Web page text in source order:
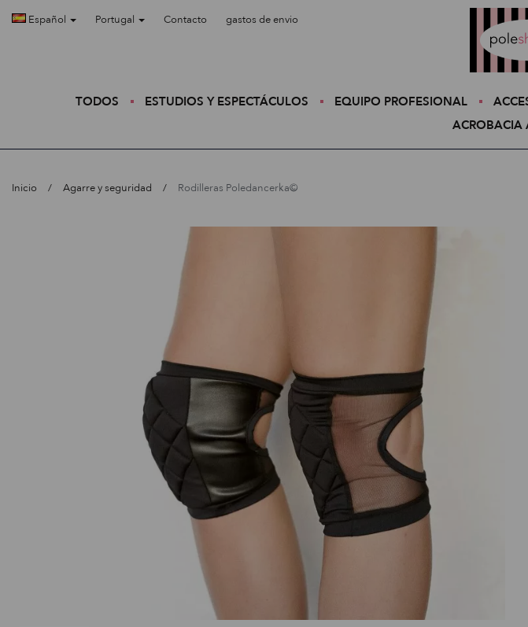
Español Portugal Contacto gastos de envio
TODOS ESTUDIOS Y ESPECTÁCULOS EQUIPO PROFESIONAL
ACROBACIA
Inicio Agarre y seguridad Rodilleras Poledancerka©